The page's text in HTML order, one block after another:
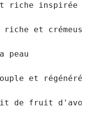
riche inspirée
et
peau
et
de fruit